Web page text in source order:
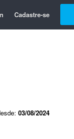
Cadastre-se
03/08/2024